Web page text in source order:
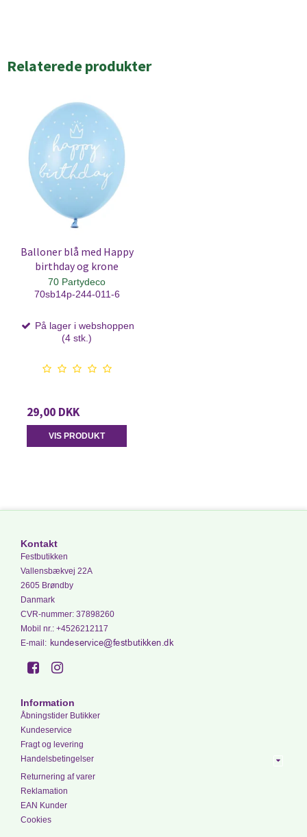
Relaterede produkter
Balloner blå med Happy
birthday og krone
70 Partydeco
70sb14p-244-011-6
På lager i webshoppen
(4 stk.)
29,00 DKK
VIS PRODUKT
Kontakt
Festbutikken
Vallensbækvej 22A
2605 Brøndby
Danmark
CVR-nummer: 37898260
Mobil nr. : +4526212117
E-mail:
Information
Åbningstider Butikker
Kundeservice
Fragt og levering
Handelsbetingelser
Returnering af varer
Reklamation
EAN Kunder
Cookies